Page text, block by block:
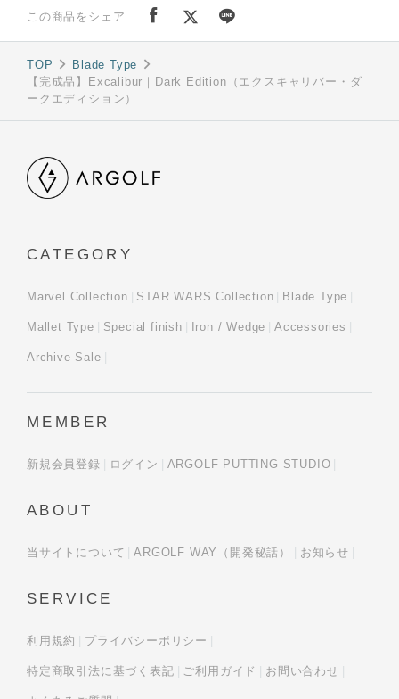
この商品をシェア
TOP
Blade Type
【完成品】Excalibur｜Dark Edition（エクスキャリバー・ダ
ークエディション）
CATEGORY
Marvel Collection STAR WARS Collection Blade Type
Mallet Type Special finish Iron / Wedge Accessories
Archive Sale
MEMBER
新規会員登録 ログイン ARGOLF PUTTING STUDIO
ABOUT
当サイトについて ARGOLF WAY（開発秘話） お知らせ
SERVICE
利用規約 プライバシーポリシー
特定商取引法に基づく表記 ご利用ガイド お問い合わせ